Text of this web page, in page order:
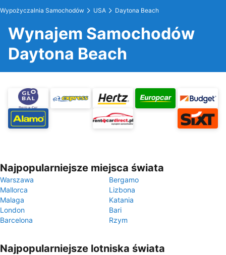
Wypożyczalnia Samochodów USA Daytona Beach
Wynajem Samochodów
Daytona Beach
Najpopularniejsze miejsca świata
Warszawa
Bergamo
Mallorca
Lizbona
Malaga
Katania
London
Bari
Barcelona
Rzym
Najpopularniejsze lotniska świata